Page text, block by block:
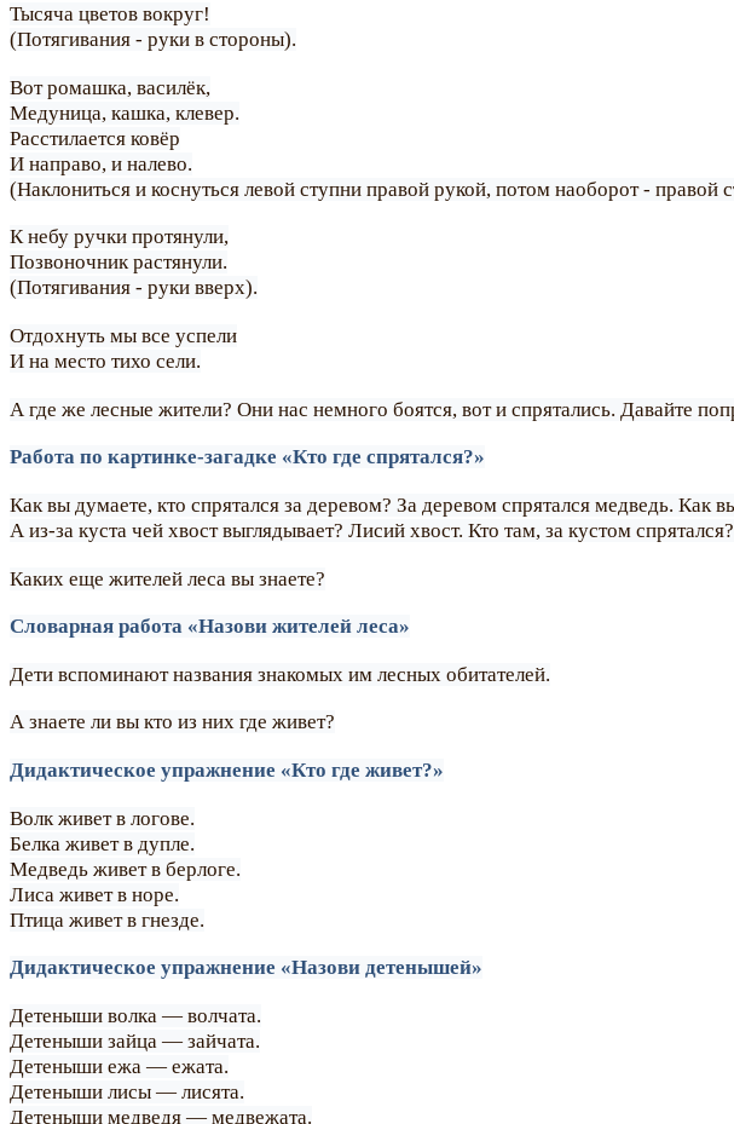
Тысяча цветов вокруг!
(Потягивания - руки в стороны).
Вот ромашка, василёк,
Медуница, кашка, клевер.
Расстилается ковёр
И направо, и налево.
(Наклониться и коснуться левой ступни правой рукой, потом наоборот - правой
К небу ручки протянули,
Позвоночник растянули.
(Потягивания - руки вверх).
Отдохнуть мы все успели
И на место тихо сели.
А где же лесные жители? Они нас немного боятся, вот и спрятались. Давайте
Работа по картинке-загадке «Кто где спрятался?»
Как вы думаете, кто спрятался за деревом? За деревом спрятался медведь.
А из-за куста чей хвост выглядывает? Лисий хвост. Кто там, за кустом
Каких еще жителей леса вы знаете?
Словарная работа «Назови жителей леса»
Дети вспоминают названия знакомых им лесных обитателей.
А знаете ли вы кто из них где живет?
Дидактическое упражнение «Кто где живет?»
Волк живет в логове.
Белка живет в дупле.
Медведь живет в берлоге.
Лиса живет в норе.
Птица живет в гнезде.
Дидактическое упражнение «Назови детенышей»
Детеныши волка — волчата.
Детеныши зайца — зайчата.
Детеныши ежа — ежата.
Детеныши лисы — лисята.
Детеныши медведя — медвежата.